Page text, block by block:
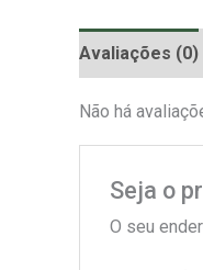
Avaliações (0)
Não há
Seja o
O seu